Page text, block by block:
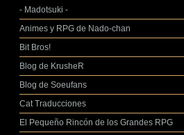
- Madotsuki -
Animes y RPG de Nado-chan
Bit Bros!
Blog de KrusheR
Blog de Soeufans
Cat Traducciones
El Pequeño Rincón de los Grandes RPG